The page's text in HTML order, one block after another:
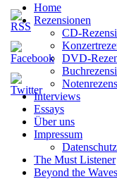
Home
Rezensionen
CD-
DVD-
Interviews
Essays
Über uns
Impressum
The Must Listener
Beyond the Waves